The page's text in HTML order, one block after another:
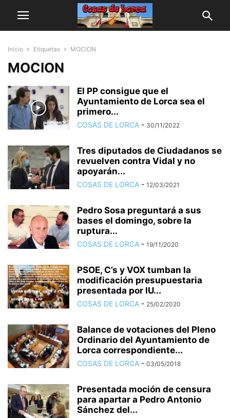
Inicio Etiquetas MOCION
MOCION
El PP consigue que el
Ayuntamiento de Lorca sea el
primero...
COSAS DE LORCA - 30/11/2022
Tres diputados de Ciudadanos se
revuelven contra Vidal y no
apoyarán...
COSAS DE LORCA - 12/03/2021
Pedro Sosa preguntará a sus
bases el domingo, sobre la
ruptura...
COSAS DE LORCA - 19/11/2020
PSOE, C’s y VOX tumban la
modificación presupuestaria
presentada por IU...
COSAS DE LORCA - 25/02/2020
Balance de votaciones del Pleno
Ordinario del Ayuntamiento de
Lorca correspondiente...
COSAS DE LORCA - 03/05/2018
Presentada moción de censura
para apartar a Pedro Antonio
Sánchez del...